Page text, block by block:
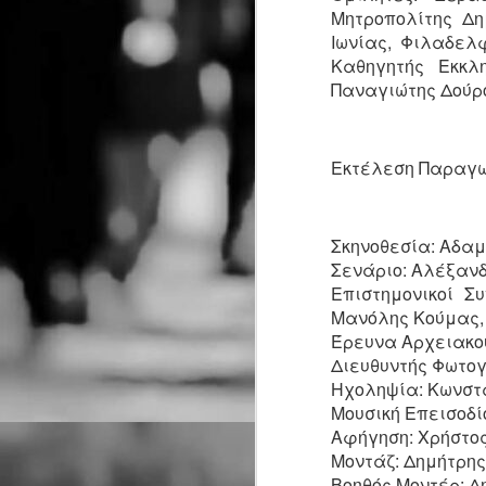
Μητροπολίτης
Ιωνίας,
Καθηγητής
Παναγιώτης
Εκτέλεση
Σκηνοθεσία:
Σενάριο:
Επιστημονικοί
Μανόλης Κούμας,
Έρευνα
Διευθυντής
Ηχοληψία:
Μουσική
Αφήγηση:
Μοντάζ:
ΠΡΟΣΒΑΣΗ Σταθμός Μετρό
Κεραμεικός
ΠΑΡΑΣΤΑΣΕΙΣ Πρεμιέρα 6
Οκτωβρίου 2026 κάθε Τρίτη
Η